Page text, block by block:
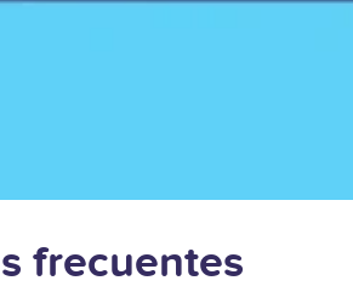
frecuentes